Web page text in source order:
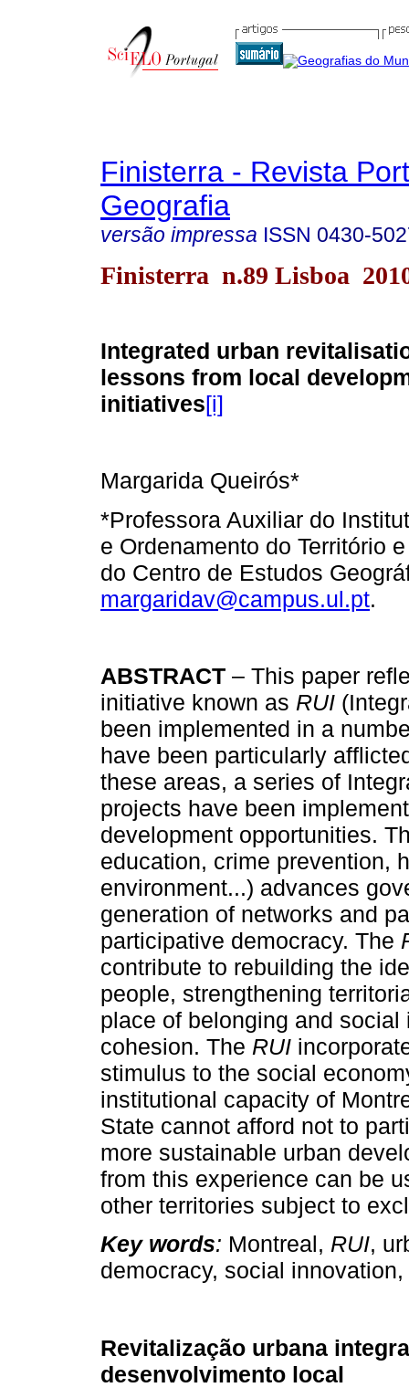
Finisterra - Revista
Geografia
versão impressa ISSN 0430-
Finisterra n.89 Lisboa
Integrated urban
lessons from local
initiatives[i]
Margarida Queirós*
*Professora Auxiliar do
e Ordenamento do Território
do Centro de Estudos
margaridav@campus.ul.pt.
ABSTRACT – This paper
initiative known as RUI
been implemented in a
have been particularly
these areas, a series of
projects have been
development opportunities.
education, crime prevention,
environment...) advances
generation of networks and
participative democracy. The
contribute to rebuilding the
people, strengthening
place of belonging and
cohesion. The RUI
stimulus to the social
institutional capacity of
State cannot afford not to
more sustainable urban
from this experience can be
other territories subject to
Key words: Montreal, RUI,
democracy, social
Revitalização urbana
desenvolvimento local